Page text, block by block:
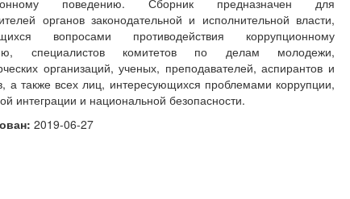
органов законодательной и исполнительной власти,
вопросами противодействия коррупционному
специалистов комитетов по делам молодежи,
организаций, ученых, преподавателей, аспирантов и
а также всех лиц, интересующихся проблемами коррупции,
интеграции и национальной безопасности.
2019-06-27